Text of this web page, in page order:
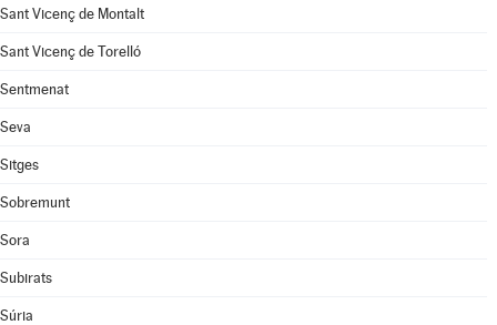
Sant Vicenç de Montalt
Sant Vicenç de Torelló
Sentmenat
Seva
Sitges
Sobremunt
Sora
Subirats
Súria